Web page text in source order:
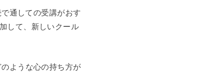
通しての受講がおす
して、新しいクール
ような心の持ち方が